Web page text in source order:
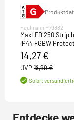
Paulmann P79882
MaxLED 250 Strip
IP44 RGBW
14,27 €
UVP 18,99 €
Sofort
Entdecke